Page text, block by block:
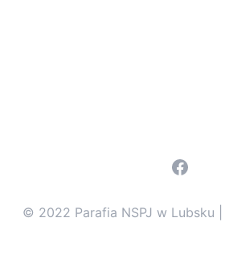
Facebook
© 2022 Parafia NSPJ w Lubsku